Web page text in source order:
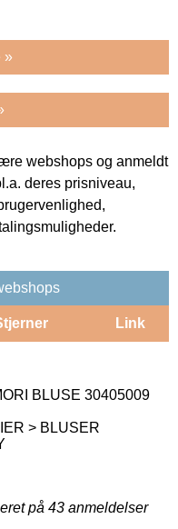
»
webshops og anmeldt
deres prisniveau,
Link
BLUSE 30405009
> BLUSER
på 43 anmeldelser